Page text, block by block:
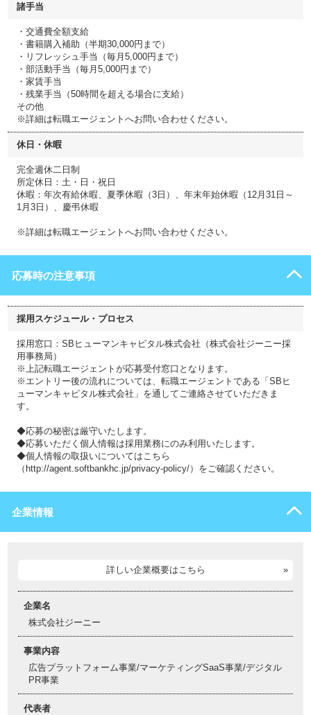
諸手当
・交通費全額支給
・書籍購入補助（半期30,000円まで）
・リフレッシュ手当（毎月5,000円まで）
・部活動手当（毎月5,000円まで）
・家賃手当
・残業手当（50時間を超える場合に支給）
その他
※詳細は転職エージェントへお問い合わせください。
休日・休暇
完全週休二日制
所定休日：土・日・祝日
休暇：年次有給休暇、夏季休暇（3日）、年末年始休暇（12月31日～
1月3日）、慶弔休暇
※詳細は転職エージェントへお問い合わせください。
応募時の注意事項
採用スケジュール・プロセス
採用窓口：SBヒューマンキャピタル株式会社（株式会社ジーニー採
用事務局）
※上記転職エージェントが応募受付窓口となります。
※エントリー後の流れについては、転職エージェントである「SBヒ
ューマンキャピタル株式会社」を通してご連絡させていただきま
す。
◆応募の秘密は厳守いたします。
◆応募いただく個人情報は採用業務にのみ利用いたします。
◆個人情報の取扱いについてはこちら
（http://agent.softbankhc.jp/privacy-policy/）をご確認ください。
企業情報
詳しい企業概要はこちら
企業名
株式会社ジーニー
事業内容
広告プラットフォーム事業/マーケティングSaaS事業/デジタル
PR事業
代表者